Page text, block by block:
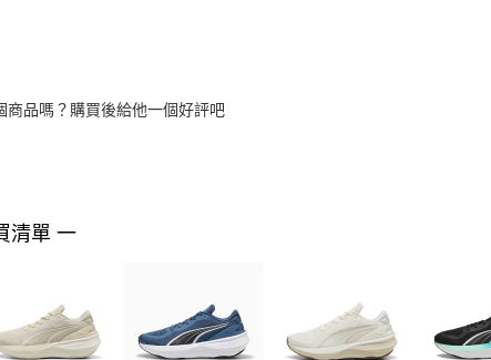
商品嗎？購買後給他一個好評吧
清單 一